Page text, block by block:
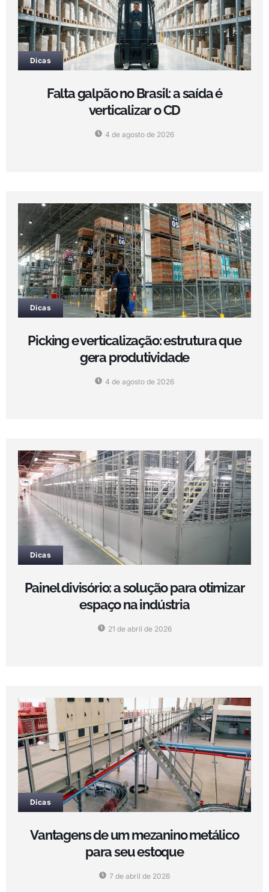
Dicas
Falta galpão no Brasil: a saída é
verticalizar o CD
4 de agosto de 2026
Dicas
Picking e verticalização: estrutura que
gera produtividade
4 de agosto de 2026
Dicas
Painel divisório: a solução para otimizar
espaço na indústria
21 de abril de 2026
Dicas
Vantagens de um mezanino metálico
para seu estoque
7 de abril de 2026